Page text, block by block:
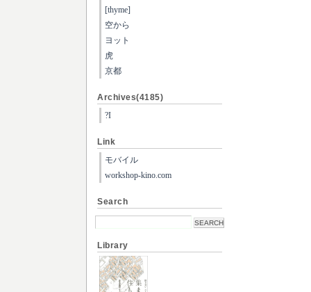
[thyme]
空から
ヨット
虎
京都
Archives(4185)
?I
Link
モバイル
workshop-kino.com
Search
Library